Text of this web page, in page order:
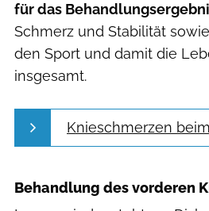
für das
Schmerz und Stabilität
den Sport und damit die
insgesamt.
Knieschmerzen
Behandlung des vorderen